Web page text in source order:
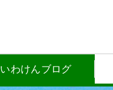
いわけんブログ